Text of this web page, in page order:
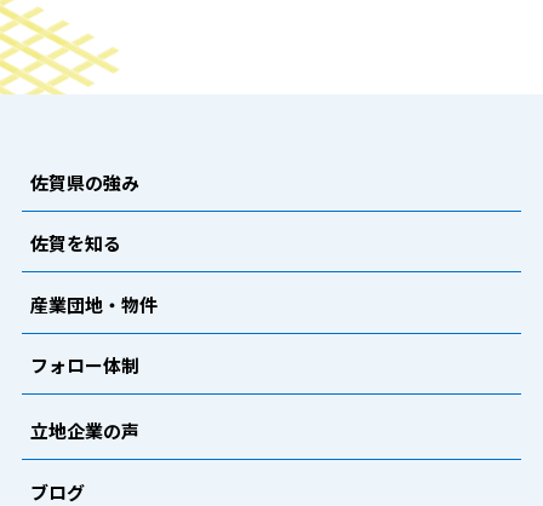
佐賀県の強み
佐賀を知る
産業団地・物件
フォロー体制
立地企業の声
ブログ